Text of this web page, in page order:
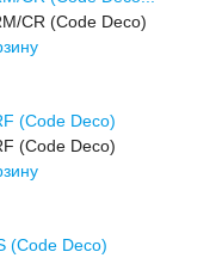
CR (Code Deco)
(Code Deco)
(Code Deco)
(Code Deco)